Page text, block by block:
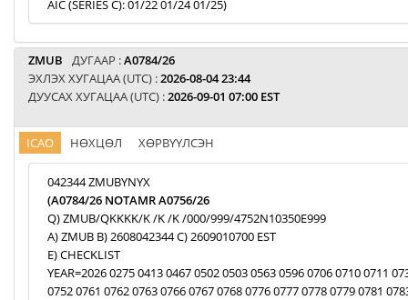
AIC (SERIES C): 01/22 01/24 01/25)
ZMUB ДУГААР :A0784/26
ЭХЛЭХ ХУГАЦАА (UTC) :2026-08-04 23:44
ДУУСАХ ХУГАЦАА (UTC) :2026-09-01 07:00 EST
ICAO НӨХЦӨЛ ХӨРВҮҮЛСЭН
042344 ZMUBYNYX
(A0784/26 NOTAMR A0756/26
Q) ZMUB/QKKKK/K /K /K /000/999/4752N10350E999
A) ZMUB B) 2608042344 C) 2609010700 EST
E) CHECKLIST
YEAR=2026 0275 0413 0467 0502 0503 0563 0596 0706 0710 0711
0752 0761 0762 0763 0766 0767 0768 0776 0777 0778 0779 0781